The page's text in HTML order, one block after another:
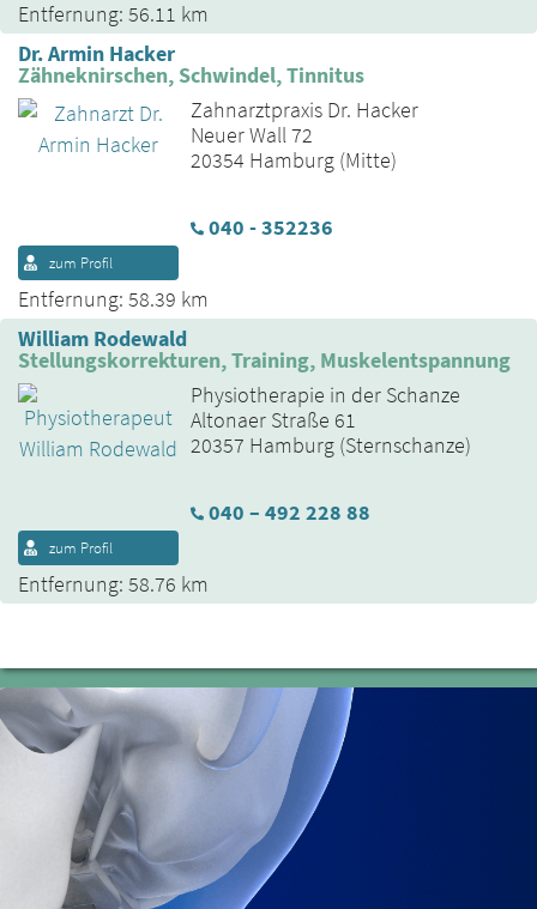
Entfernung: 56.11 km
Dr. Armin Hacker
Zähneknirschen, Schwindel, Tinnitus
Zahnarztpraxis Dr. Hacker
Neuer Wall 72
20354 Hamburg (Mitte)
040 - 352236
Entfernung: 58.39 km
zum Profil
William Rodewald
Stellungskorrekturen, Training, Muskelentspannung
Physiotherapie in der Schanze
Altonaer Straße 61
20357 Hamburg (Sternschanze)
040 – 492 228 88
Entfernung: 58.76 km
zum Profil